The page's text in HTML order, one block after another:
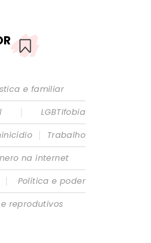
e familiar
|
LGBTIfobia
|
Trabalho
na internet
|
Política e poder
reprodutivos